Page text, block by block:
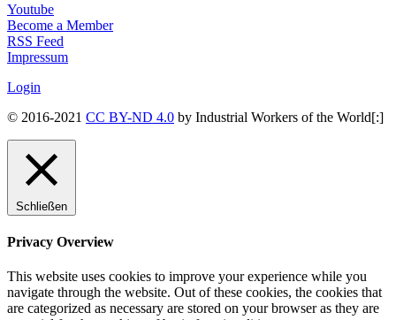
Youtube
Become a Member
RSS Feed
Impressum
Login
© 2016-2021 CC BY-ND 4.0 by Industrial Workers of the World[:]
Schließen
Privacy Overview
This website uses cookies to improve your experience while you
navigate through the website. Out of these cookies, the cookies that
are categorized as necessary are stored on your browser as they are